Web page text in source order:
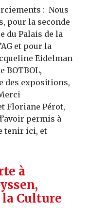
: Nous
pour la seconde
du Palais de la
et pour la
Eidelman
BOTBOL,
des expositions,
Floriane Pérot,
permis à
tenir ici, et
à
Culture